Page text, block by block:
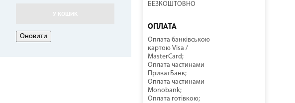
У КОШИК
БЕЗКОШТОВНО
ОПЛАТА
Оплата банківською
картою Visa /
MasterCard;
Оплата частинами
ПриватБанк;
Оплата частинами
Monobank;
Оплата готівкою;